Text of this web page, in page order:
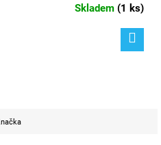
Skladem (1 ks)